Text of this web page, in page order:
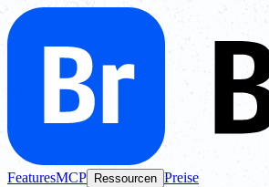
FeaturesMCP Ressourcen Preise